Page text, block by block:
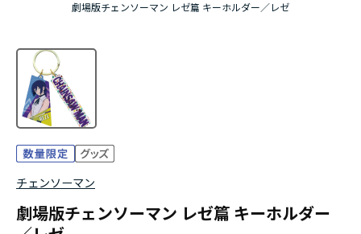
劇場版チェンソーマン レゼ篇 キーホルダー／レゼ
チェンソーマン
劇場版チェンソーマン レゼ篇 キーホルダー